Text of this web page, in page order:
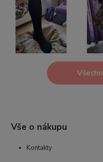
Vše o nákupu
Kontakty